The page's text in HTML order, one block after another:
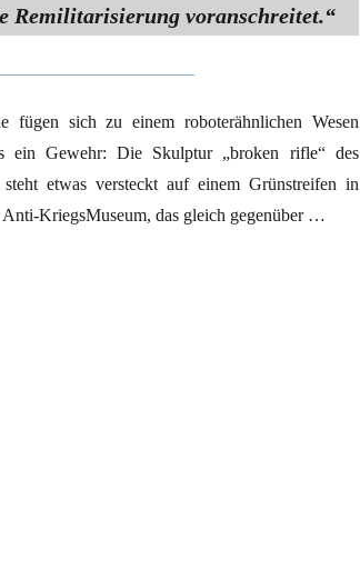
Remilitarisierung voranschreitet.“
fügen sich zu einem roboterähnlichen Wesen
ein Gewehr: Die Skulptur „broken rifle“ des
etwas versteckt auf einem Grünstreifen in
KriegsMuseum, das gleich gegenüber …